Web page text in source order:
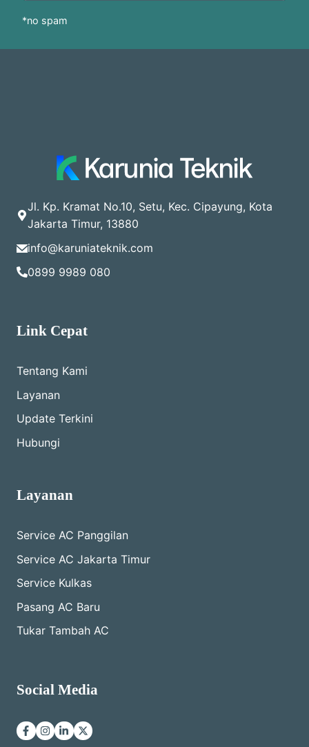
*no spam
Jl. Kp. Kramat No.10, Setu, Kec. Cipayung, Kota
Jakarta Timur, 13880
info@karuniateknik.com
0899 9989 080
Link Cepat
Tentang Kami
Layanan
Update Terkini
Hubungi
Layanan
Service AC Panggilan
Service AC Jakarta Timur
Service Kulkas
Pasang AC Baru
Tukar Tambah AC
Social Media